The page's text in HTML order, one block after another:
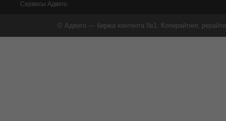
Сервисы Адвего
© Адвего — биржа контента №1. Копирайтинг,